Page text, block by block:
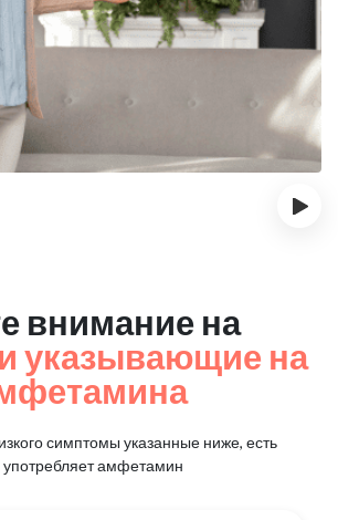
›
внимание на
указывающие на
симптомы указанные ниже, есть
употребляет амфетамин